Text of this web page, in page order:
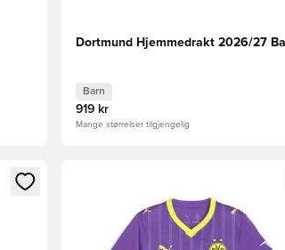
Dortmund Hjemmedrakt 2026/27
Barn
919 kr
Mange størrelser tilgjengelig
registrere deg som medlem
Åpner en Modal for å logge inn